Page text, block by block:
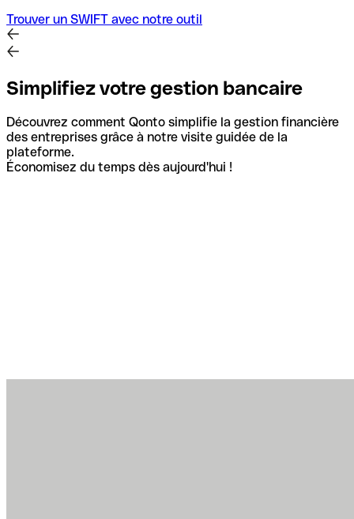
Trouver un SWIFT avec notre outil
Simplifiez votre gestion bancaire
Découvrez comment Qonto simplifie la gestion financière
des entreprises grâce à notre visite guidée de la
plateforme.
Économisez du temps dès aujourd'hui !